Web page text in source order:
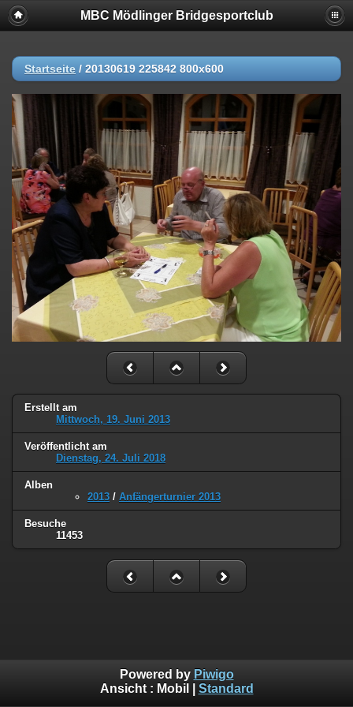
MBC Mödlinger Bridgesportclub
Startseite / 20130619 225842 800x600
Erstellt am
Mittwoch, 19. Juni 2013
Veröffentlicht am
Dienstag, 24. Juli 2018
Alben
2013 / Anfängerturnier 2013
Besuche
11453
Powered by Piwigo
Ansicht : Mobil Standard